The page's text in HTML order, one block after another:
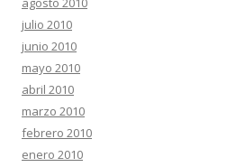
julio 2010
junio 2010
mayo 2010
abril 2010
marzo 2010
febrero 2010
enero 2010